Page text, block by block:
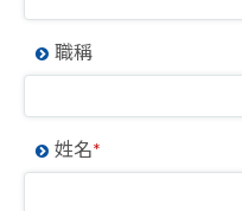
職稱
姓名*